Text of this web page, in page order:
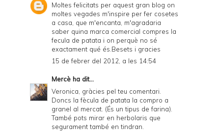
Moltes felicitats per aquest gran blog on
moltes vegades m'inspire per fer cosetes
a casa, que m'encanta, m'agradaria
saber quina marca comercial compres la
fecula de patata i on perquè no sé
exactament qué és.Besets i gracies
15 de febrer del 2012, a les 14:54
Mercè ha dit...
Veronica, gràcies pel teu comentari.
Doncs la fècula de patata la compro a
granel al mercat. (És un tipus de farina).
També pots mirar en herbolaris que
segurament també en tindran.